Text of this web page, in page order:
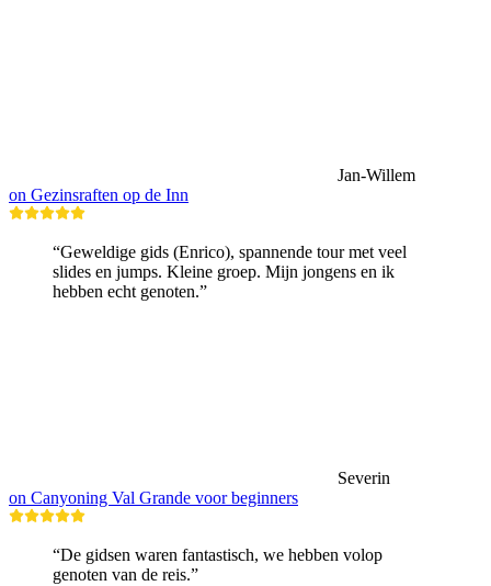
Jan-Willem
on Gezinsraften op de Inn
“Geweldige gids (Enrico), spannende tour met veel
slides en jumps. Kleine groep. Mijn jongens en ik
hebben echt genoten.”
Severin
on Canyoning Val Grande voor beginners
“De gidsen waren fantastisch, we hebben volop
genoten van de reis.”